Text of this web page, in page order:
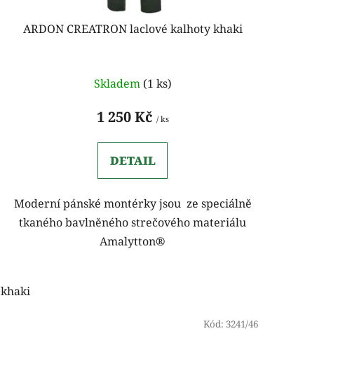
ARDON CREATRON laclové kalhoty khaki
Skladem (1 ks)
1 250 Kč / ks
DETAIL
Moderní pánské montérky jsou ze speciálně
tkaného bavlněného strečového materiálu
Amalytton®
khaki
Kód: 3241/46